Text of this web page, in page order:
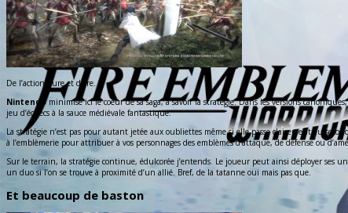
De l’action pure et dure.
Nintendominimise ici le coeur de sa saga, à savoir la stratégie. Dans les versions
jeu d’échecs à la sauce médiévale fantastique.
La stratégie n’est pas pour autant jetée aux oubliettes même si elle passe clairement au
à l’emblèmerie pour attribuer à vos personnages des emblèmes d’attaque, de défense ou
Sur le terrain, la stratégie continue, édulcorée j’entends. Le joueur peut ainsi déployer ses
un duo si l’on se trouve à proximité d’un allié. Bref, de la tatanne oui mais pas que.
Et beaucoup de baston